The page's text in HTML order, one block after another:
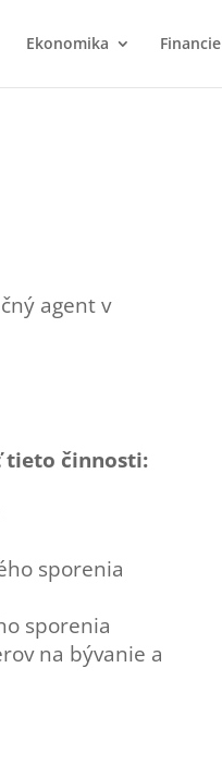
Ekonomika Financie
agent v
tieto činnosti:
sporenia
sporenia
na bývanie a